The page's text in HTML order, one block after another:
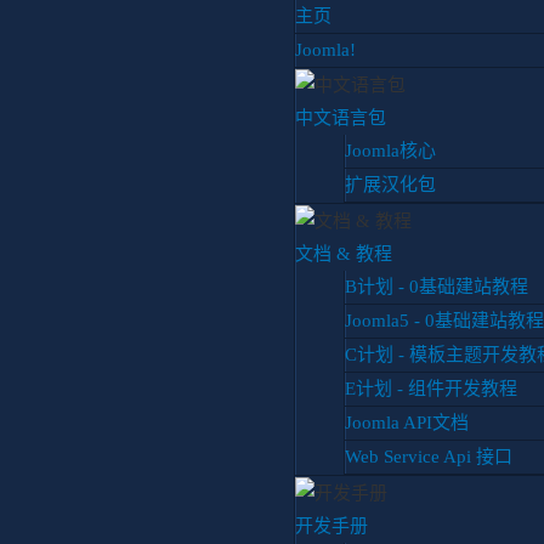
主页
Joomla!
中文语言包
Joomla核心
扩展汉化包
文档 & 教程
B计划 - 0基础建站教程
Joomla5 - 0基础建站教程
C计划 - 模板主题开发教
E计划 - 组件开发教程
Joomla API文档
Web Service Api 接口
开发手册
实战Joomla从0搭
官方系列教材 - F计划
F计划 菜单与导航
F计划
第1章 F计划的诞生